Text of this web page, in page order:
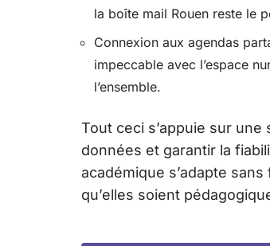
la boîte mail Rouen reste le
Connexion aux agendas
impeccable avec l’espace
l’ensemble.
Tout ceci s’appuie sur
données et garantir la
académique s’adapte
qu’elles soient